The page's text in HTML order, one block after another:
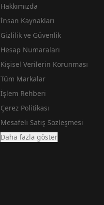
Hakkımızda
İnsan Kaynakları
Gizlilik ve Güvenlik
Hesap Numaraları
Kişisel Verilerin Korunması
Tüm Markalar
İşlem Rehberi
Çerez Politikası
Mesafeli Satış Sözleşmesi
Daha fazla göster